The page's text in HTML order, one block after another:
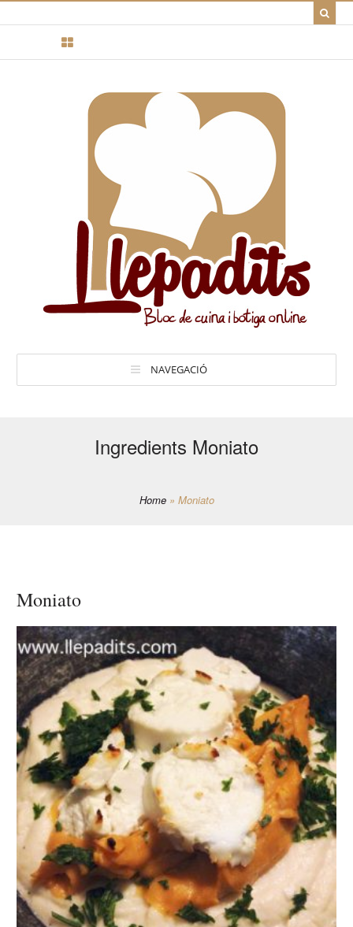
NAVEGACIÓ
Ingredients Moniato
Home » Moniato
Moniato